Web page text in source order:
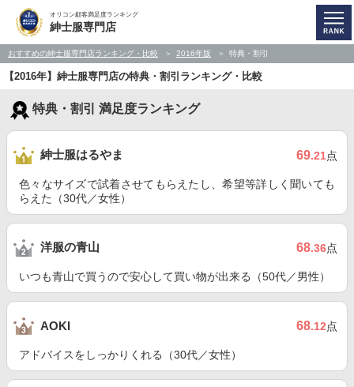
オリコン顧客満足度ランキング
紳士服専門店
おすすめの紳士服専門店ランキング・比較 2016年版 特典・割引
【2016年】紳士服専門店の特典・割引ランキング・比較
特典・割引 満足度ランキング
紳士服はるやま 69.21点
色々なサイズで試着させてもらえたし、希望等詳しく聞いても
らえた（30代／女性）
洋服の青山 68.36点
いつも青山で買うので安心して買い物が出来る（50代／男性）
AOKI 68.12点
アドバイスをしっかりくれる（30代／女性）